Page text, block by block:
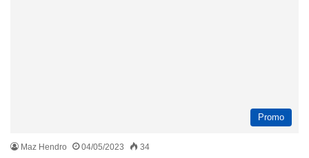
Promo
Maz Hendro 04/05/2023 34